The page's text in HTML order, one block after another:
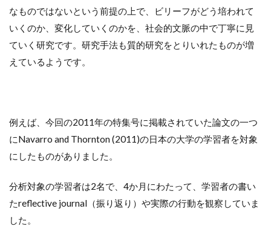
なものではないという前提の上で、ビリーフがどう培われて
いくのか、変化していくのかを、社会的文脈の中で丁寧に見
ていく研究です。研究手法も質的研究をとりいれたものが増
えているようです。
例えば、今回の2011年の特集号に掲載されていた論文の一つ
にNavarro and Thornton (2011)の日本の大学の学習者を対象
にしたものがありました。
分析対象の学習者は2名で、4か月にわたって、学習者の書い
たreflective journal（振り返り）や実際の行動を観察していま
した。